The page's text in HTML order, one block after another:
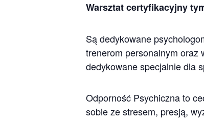
Warsztat certyfikacyjny
Są dedykowane
trenerom personalnym oraz
dedykowane specjalnie dla
Odporność Psychiczna to
sobie ze stresem, presją,